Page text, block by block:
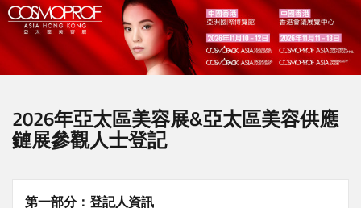
移
至
主
2026年亞太區美容展&亞太區美容供應
鏈展參觀人士登記
第一部分：登記人資訊